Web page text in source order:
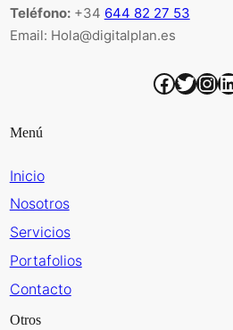
Teléfono:+34 644 82 27 53
Email: Hola@digitalplan.es
Facebook Twitter InstagramLinkedIn
Menú
Inicio
Nosotros
Servicios
Portafolios
Contacto
Otros